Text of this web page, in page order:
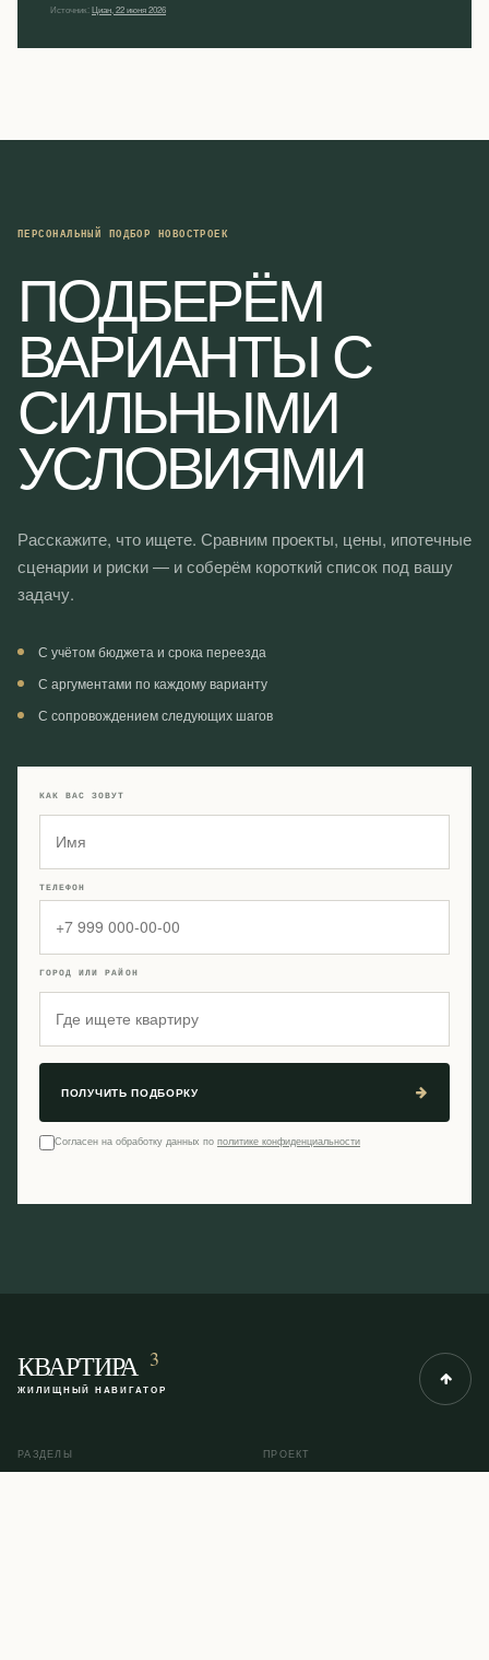
Источник:Циан, 22 июня 2026
ПЕРСОНАЛЬНЫЙ ПОДБОР НОВОСТРОЕК
ПОДБЕРЁМ
ВАРИАНТЫ С
СИЛЬНЫМИ
УСЛОВИЯМИ
Расскажите, что ищете. Сравним проекты, цены, ипотечные
сценарии и риски — и соберём короткий список под вашу
задачу.
С учётом бюджета и срока переезда
С аргументами по каждому варианту
С сопровождением следующих шагов
КАК ВАС ЗОВУТ
ТЕЛЕФОН
ГОРОД ИЛИ РАЙОН
ПОЛУЧИТЬ ПОДБОРКУ
Согласен на обработку данных по политике конфиденциальности
КВАРТИРА 3
ЖИЛИЩНЫЙ НАВИГАТОР
РАЗДЕЛЫ ПРОЕКТ